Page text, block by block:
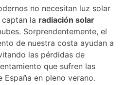
no necesitan luz solar
la radiación solar
Sorprendentemente, el
de nuestra costa ayudan a
las pérdidas de
que sufren las
España en pleno verano.